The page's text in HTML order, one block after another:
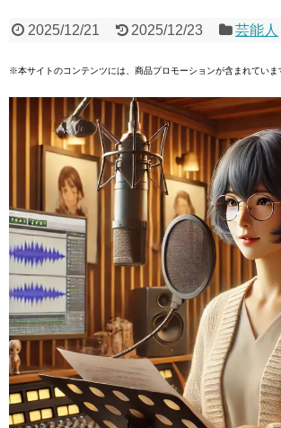
2025/12/21 2025/12/23 芸能人
※本サイトのコンテンツには、商品プロモーションが含まれていま